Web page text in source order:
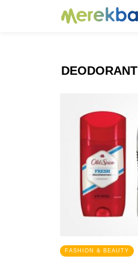
DEODORANT
FASHION & BEAUTY